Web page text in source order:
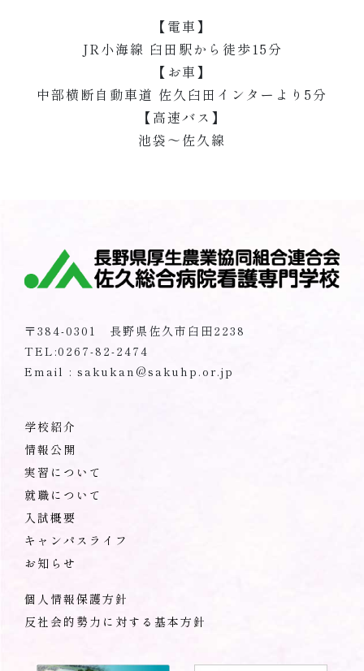
【電車】
JR小海線 臼田駅から徒歩15分
【お車】
中部横断自動車道 佐久臼田インターより5分
【高速バス】
池袋〜佐久線
〒384-0301 長野県佐久市臼田2238
TEL:0267-82-2474
Email : sakukan@sakuhp.or.jp
学校紹介
情報公開
実習について
就職について
入試概要
キャンパスライフ
お知らせ
個人情報保護方針
反社会的勢力に対する基本方針